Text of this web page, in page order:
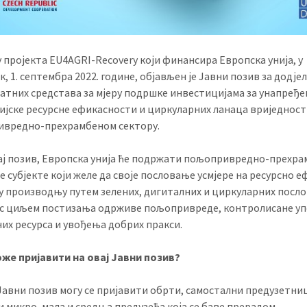
EU4AGRI-Recovery који финансира Европска унија, у
1. септембра 2022. године, објављен је Јавни позив за
средстава за мјеру подршке инвестицијама за
ресурсне ефикасности и циркуларних ланаца
прехрамбеном сектору.
позив, Европска унија ће подржати пољопривредно-
субјекте који желе да своје пословање усмјере на ресурсно
производњу путем зелених, дигиталних и циркуларних
циљем постизања одрживе пољопривреде, контролисане
ресурса и увођења добрих пракси.
пријавити на овај Јавни позив?
позив могу се пријавити обрти, самостални